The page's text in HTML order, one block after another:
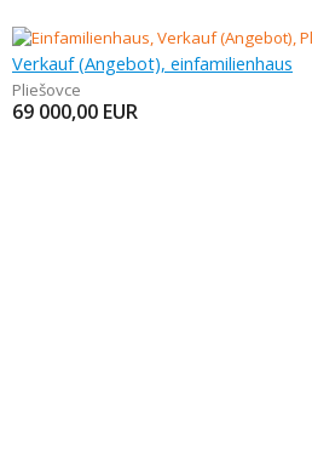
Verkauf (Angebot), einfamilienhaus
Pliešovce
69 000,00 EUR